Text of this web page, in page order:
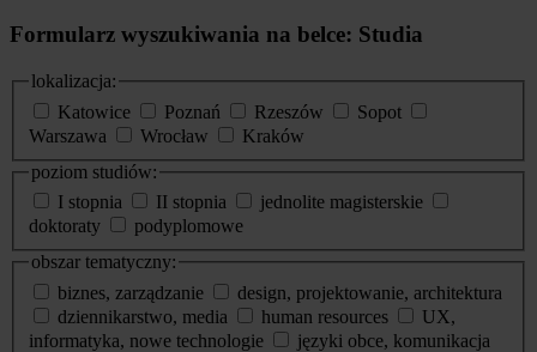
Formularz wyszukiwania na belce: Studia
lokalizacja:
Katowice
Poznań Rzeszów
Sopot
Warszawa
Wrocław
Kraków
poziom studiów:
I stopnia
II stopnia
jednolite magisterskie
doktoraty
podyplomowe
obszar tematyczny:
biznes, zarządzanie
design, projektowanie, architektura
dziennikarstwo, media
human resources
UX,
informatyka, nowe technologie
języki obce, komunikacja